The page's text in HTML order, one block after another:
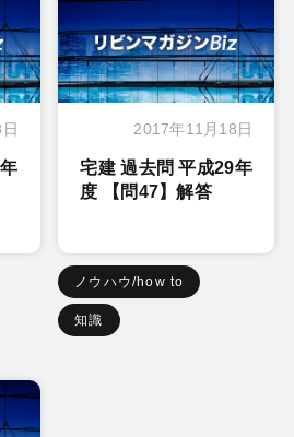
2017年11月18日
宅建 過去問 平成29年
度 【問47】解答
ノウハウ/how to
知識